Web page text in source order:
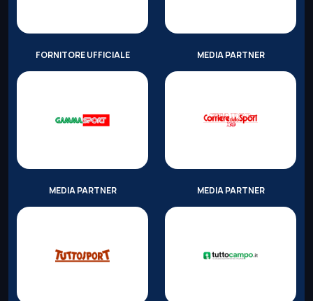
FORNITORE UFFICIALE MEDIA PARTNER
MEDIA PARTNER MEDIA PARTNER